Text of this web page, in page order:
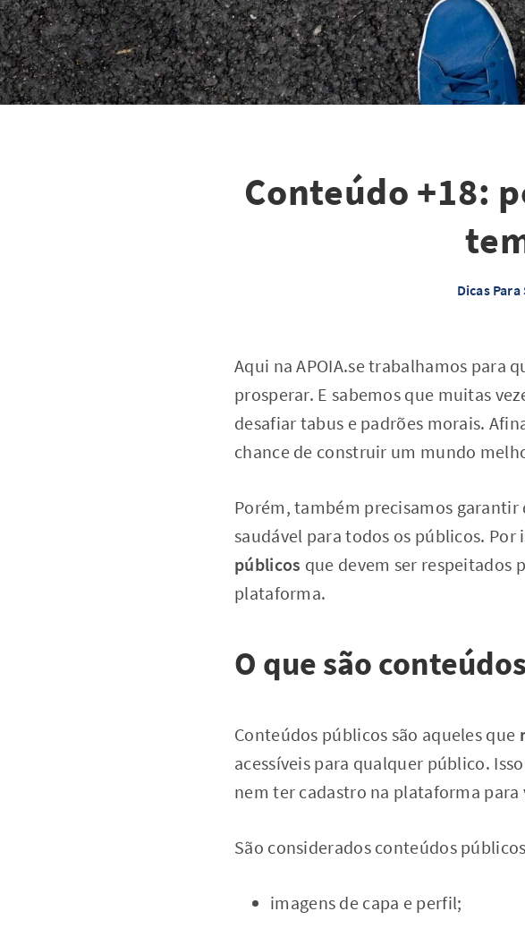
Conteúdo +18:
Dicas
Aqui na APOIA.se trabalhamos para
prosperar. E sabemos que muitas
desafiar tabus e padrões morais.
chance de construir um mundo
Porém, também precisamos garantir
saudável para todos os públicos.
públicos que devem ser respeitados
plataforma.
O que são
Conteúdos públicos são aqueles que
acessíveis para qualquer público.
nem ter cadastro na plataforma para
São considerados conteúdos
imagens de capa e perfil;